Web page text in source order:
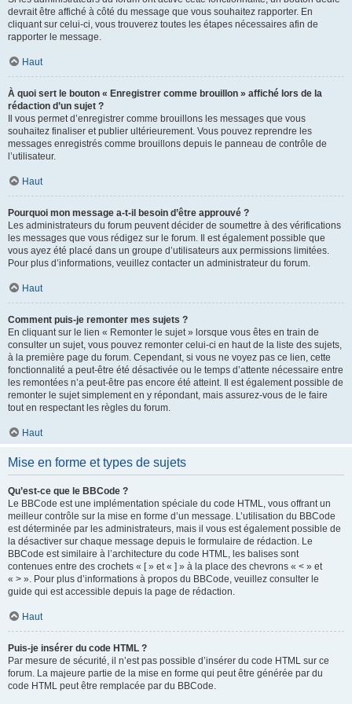
devrait être affiché à côté du message que vous souhaitez rapporter. En
cliquant sur celui-ci, vous trouverez toutes les étapes nécessaires afin de
rapporter le message.
Haut
À quoi sert le bouton « Enregistrer comme brouillon » affiché lors de la
rédaction d’un sujet ?
Il vous permet d’enregistrer comme brouillons les messages que vous
souhaitez finaliser et publier ultérieurement. Vous pouvez reprendre les
messages enregistrés comme brouillons depuis le panneau de contrôle de
l’utilisateur.
Haut
Pourquoi mon message a-t-il besoin d’être approuvé ?
Les administrateurs du forum peuvent décider de soumettre à des vérifications
les messages que vous rédigez sur le forum. Il est également possible que
vous ayez été placé dans un groupe d’utilisateurs aux permissions limitées.
Pour plus d’informations, veuillez contacter un administrateur du forum.
Haut
Comment puis-je remonter mes sujets ?
En cliquant sur le lien « Remonter le sujet » lorsque vous êtes en train de
consulter un sujet, vous pouvez remonter celui-ci en haut de la liste des sujets,
à la première page du forum. Cependant, si vous ne voyez pas ce lien, cette
fonctionnalité a peut-être été désactivée ou le temps d’attente nécessaire entre
les remontées n’a peut-être pas encore été atteint. Il est également possible de
remonter le sujet simplement en y répondant, mais assurez-vous de le faire
tout en respectant les règles du forum.
Haut
Mise en forme et types de sujets
Qu’est-ce que le BBCode ?
Le BBCode est une implémentation spéciale du code HTML, vous offrant un
meilleur contrôle sur la mise en forme d’un message. L’utilisation du BBCode
est déterminée par les administrateurs, mais il vous est également possible de
la désactiver sur chaque message depuis le formulaire de rédaction. Le
BBCode est similaire à l’architecture du code HTML, les balises sont
contenues entre des crochets « [ » et « ] » à la place des chevrons « < » et
« > ». Pour plus d’informations à propos du BBCode, veuillez consulter le
guide qui est accessible depuis la page de rédaction.
Haut
Puis-je insérer du code HTML ?
Par mesure de sécurité, il n’est pas possible d’insérer du code HTML sur ce
forum. La majeure partie de la mise en forme qui peut être générée par du
code HTML peut être remplacée par du BBCode.